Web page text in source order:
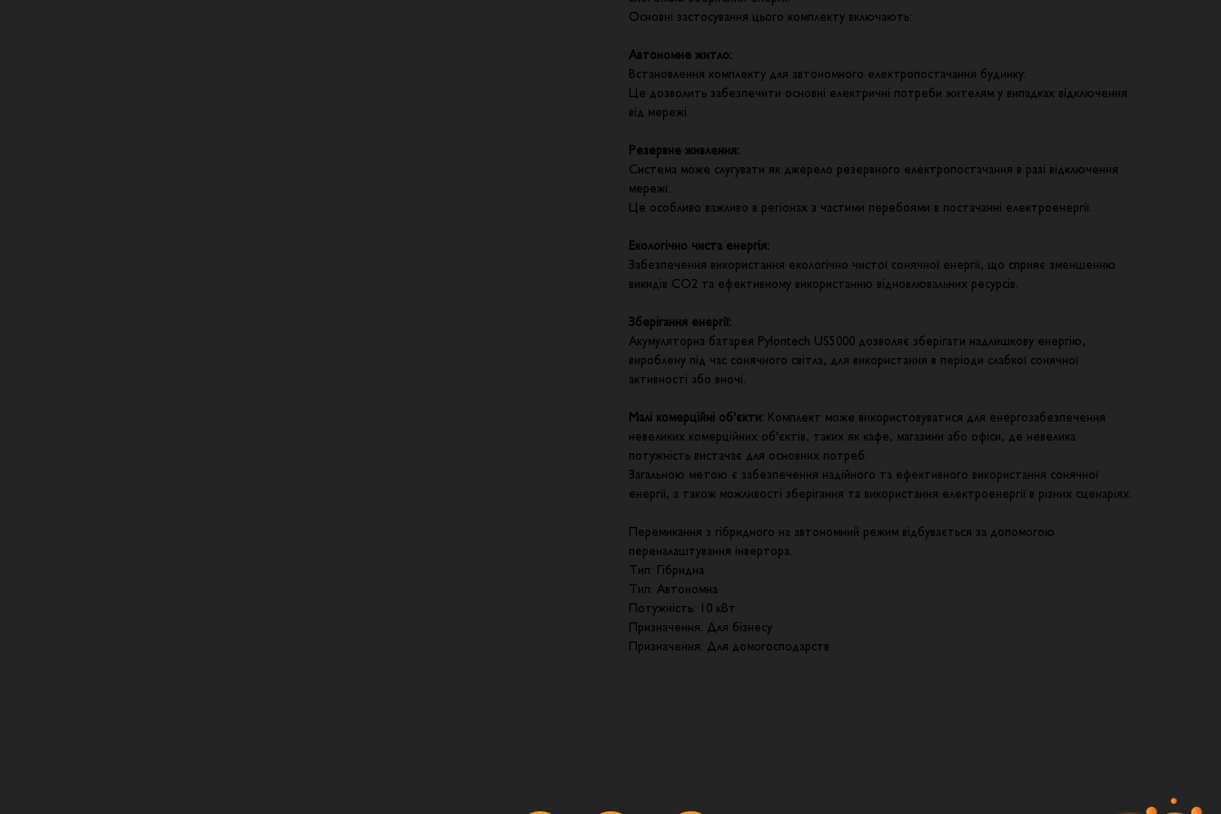
Основні застосування цього комплекту включають:
Автономне житло:
Встановлення комплекту для автономного електропостачання будинку.
Це дозволить забезпечити основні електричні потреби жителям у випадках відключення
від мережі.
Резервне живлення:
Система може слугувати як джерело резервного електропостачання в разі відключення
мережі.
Це особливо важливо в регіонах з частими перебоями в постачанні електроенергії.
Екологічно чиста енергія:
Забезпечення використання екологічно чистої сонячної енергії, що сприяє зменшенню
викидів CO2 та ефективному використанню відновлювальних ресурсів.
Зберігання енергії:
Акумуляторна батарея Pylontech US5000 дозволяє зберігати надлишкову енергію,
вироблену під час сонячного світла, для використання в періоди слабкої сонячної
активності або вночі.
Малі комерційні об'єкти: Комплект може використовуватися для енергозабезпечення
невеликих комерційних об'єктів, таких як кафе, магазини або офіси, де невелика
потужність вистачає для основних потреб.
Загальною метою є забезпечення надійного та ефективного використання сонячної
енергії, а також можливості зберігання та використання електроенергії в різних сценаріях.
Перемикання з гібридного на автономний режим відбувається за допомогою
переналаштування інвертора.
Тип: Гібридна
Тип: Автономна
Потужність: 10 кВт
Призначення: Для бізнесу
Призначення: Для домогосподарств